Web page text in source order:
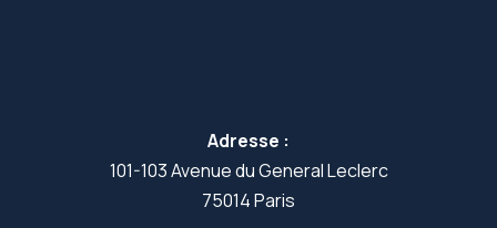
Adresse :
101-103 Avenue du General Leclerc
75014 Paris